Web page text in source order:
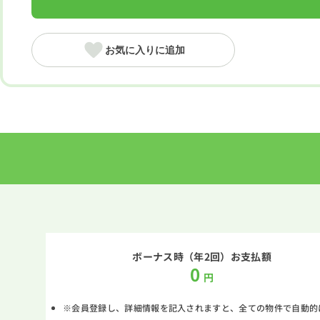
お気に入りに追加
ボーナス時（年2回）お支払額
0 円
※会員登録し、詳細情報を記入されますと、全ての物件で自動